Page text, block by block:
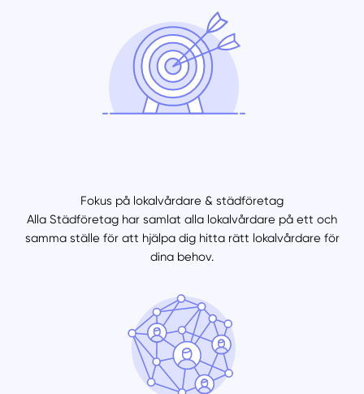
Fokus på lokalvårdare & städföretag
Alla Städföretag har samlat alla lokalvårdare på ett och
samma ställe för att hjälpa dig hitta rätt lokalvårdare för
dina behov.